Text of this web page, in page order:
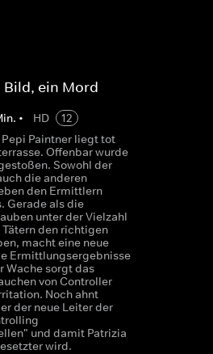
Bild, ein Mord
• HD
12
Paintner liegt tot
Offenbar wurde
Sowohl der
die anderen
den Ermittlern
Gerade als die
unter der Vielzahl
den richtigen
macht eine neue
Ermittlungsergebnisse
Wache sorgt das
von Controller
Noch ahnt
der neue Leiter der
und damit Patrizia
wird.